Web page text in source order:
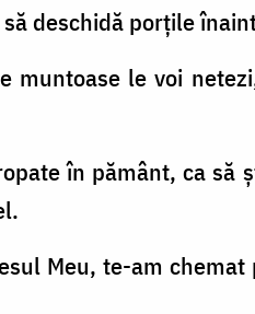
deschidă porţile
muntoase le voi
în pământ, ca să
Meu, te-am